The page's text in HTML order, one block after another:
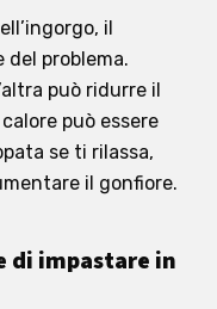
il
problema.
può ridurre il
può essere
se ti rilassa,
il gonfiore.
di impastare in